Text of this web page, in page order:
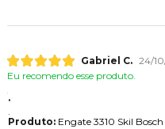
Gabriel C. 24/
Eu recomendo esse produto.
.
Produto:Engate 3310 Skil Bosch